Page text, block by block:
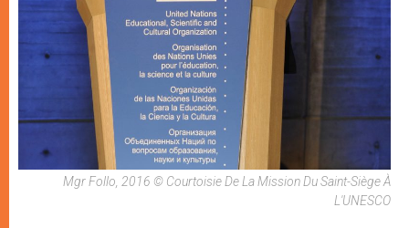
Mgr Follo, 2016 © Courtoisie De La Mission Du Saint-Siège À
L'UNESCO